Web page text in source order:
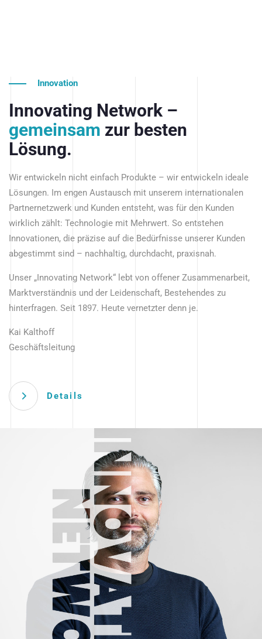
Innovation
Innovating Network –
gemeinsam zur besten
Lösung.
Wir entwickeln nicht einfach Produkte – wir entwickeln ideale
Lösungen. Im engen Austausch mit unserem internationalen
Partnernetzwerk und Kunden entsteht, was für den Kunden
wirklich zählt: Technologie mit Mehrwert. So entstehen
Innovationen, die präzise auf die Bedürfnisse unserer Kunden
abgestimmt sind – nachhaltig, durchdacht, praxisnah.
Unser „Innovating Network“ lebt von offener Zusammenarbeit,
Marktverständnis und der Leidenschaft, Bestehendes zu
hinterfragen. Seit 1897. Heute vernetzter denn je.
Kai Kalthoff
Geschäftsleitung
Details